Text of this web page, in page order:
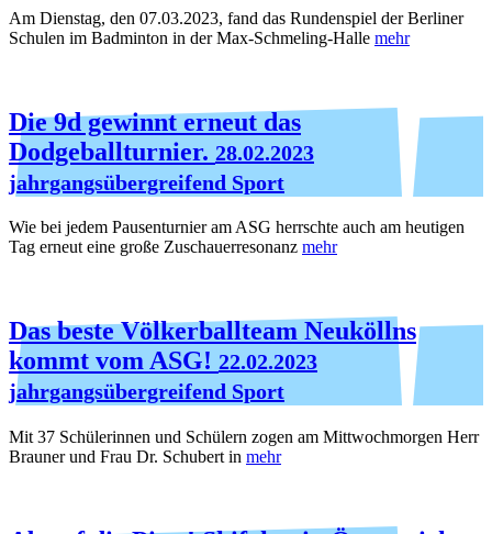
Am Dienstag, den 07.03.2023, fand das Rundenspiel der Berliner
Schulen im Badminton in der Max-Schmeling-Halle mehr
Die 9d gewinnt erneut das
Dodgeballturnier. 28.02.2023
jahrgangsübergreifend Sport
Wie bei jedem Pausenturnier am ASG herrschte auch am heutigen
Tag erneut eine große Zuschauerresonanz mehr
Das beste Völkerballteam Neuköllns
kommt vom ASG! 22.02.2023
jahrgangsübergreifend Sport
Mit 37 Schülerinnen und Schülern zogen am Mittwochmorgen Herr
Brauner und Frau Dr. Schubert in mehr